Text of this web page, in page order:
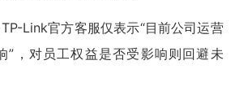
Link官方客服仅表示“目前公司运营
”，对员工权益是否受影响则回避未